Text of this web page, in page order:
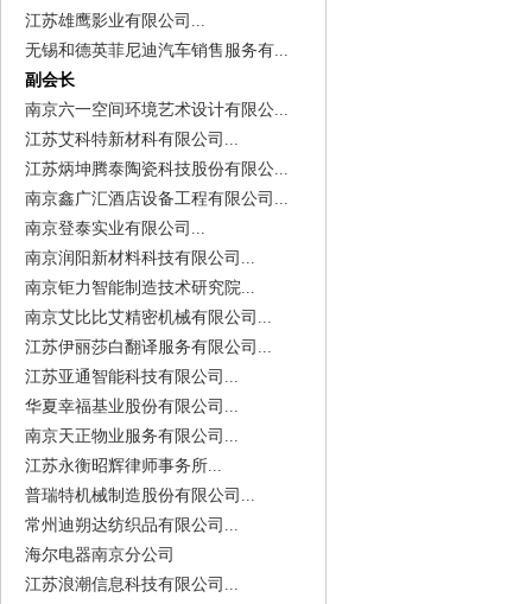
江苏雄鹰影业有限公司...
无锡和德英菲尼迪汽车销售服务有...
副会长
南京六一空间环境艺术设计有限公...
江苏艾科特新材科有限公司...
江苏炳坤腾泰陶瓷科技股份有限公...
南京鑫广汇酒店设备工程有限公司...
南京登泰实业有限公司...
南京润阳新材料科技有限公司...
南京钜力智能制造技术研究院...
南京艾比比艾精密机械有限公司...
江苏伊丽莎白翻译服务有限公司...
江苏亚通智能科技有限公司...
华夏幸福基业股份有限公司...
南京天正物业服务有限公司...
江苏永衡昭辉律师事务所...
普瑞特机械制造股份有限公司...
常州迪朔达纺织品有限公司...
海尔电器南京分公司
江苏浪潮信息科技有限公司...